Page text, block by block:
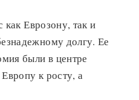
Еврозону, так и
долгу. Ее
были в центре
к росту, а